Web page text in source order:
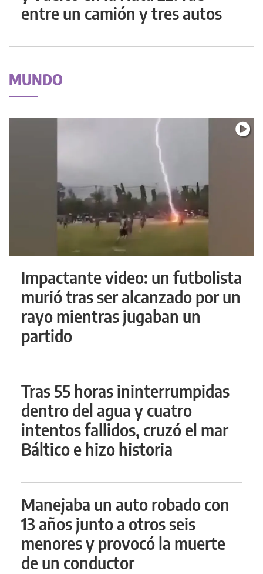
entre un camión y tres autos
MUNDO
Impactante video: un futbolista
murió tras ser alcanzado por un
rayo mientras jugaban un
partido
Tras 55 horas ininterrumpidas
dentro del agua y cuatro
intentos fallidos, cruzó el mar
Báltico e hizo historia
Manejaba un auto robado con
13 años junto a otros seis
menores y provocó la muerte
de un conductor